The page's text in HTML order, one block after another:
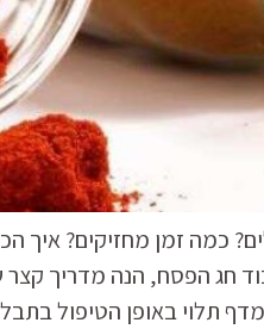
כמה זמן מחזיקים? איך
חג הפסח, הנה מדריך
תלוי באופן הטיפול